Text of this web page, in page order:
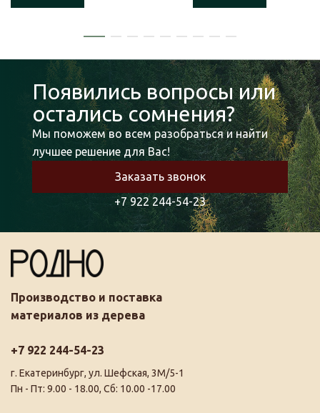
Появились вопросы или
остались сомнения?
Мы поможем во всем разобраться и найти
лучшее решение для Вас!
Заказать звонок
+7 922 244-54-23
Производство и поставка
материалов из дерева
+7 922 244-54-23
г. Екатеринбург, ул. Шефская, 3М/5-1
Пн - Пт: 9.00 - 18.00, Сб: 10.00 -17.00